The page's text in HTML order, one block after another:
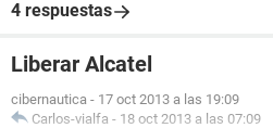
4 respuestas
Liberar Alcatel
cibernautica - 17 oct 2013 a las 19:09
Carlos-vialfa - 18 oct 2013 a las 07:09